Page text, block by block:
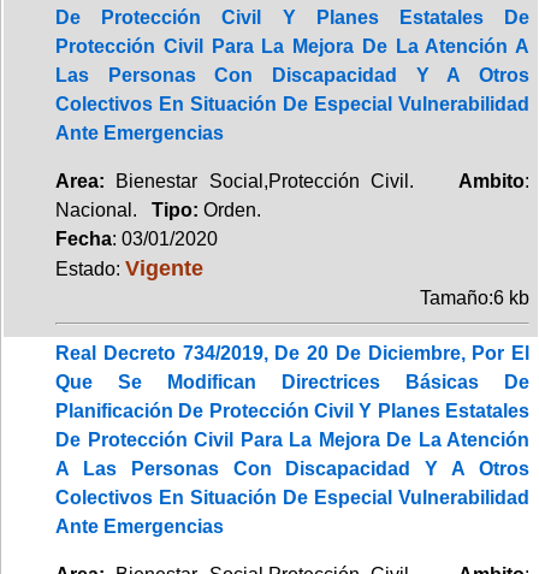
De Protección Civil Y Planes Estatales De
Protección Civil Para La Mejora De La Atención A
Las Personas Con Discapacidad Y A Otros
Colectivos En Situación De Especial Vulnerabilidad
Ante Emergencias
Area: Bienestar Social,Protección Civil. Ambito:
Nacional. Tipo: Orden.
Fecha: 03/01/2020
Estado: Vigente
Tamaño:6 kb
Real Decreto 734/2019, De 20 De Diciembre, Por El
Que Se Modifican Directrices Básicas De
Planificación De Protección Civil Y Planes Estatales
De Protección Civil Para La Mejora De La Atención
A Las Personas Con Discapacidad Y A Otros
Colectivos En Situación De Especial Vulnerabilidad
Ante Emergencias